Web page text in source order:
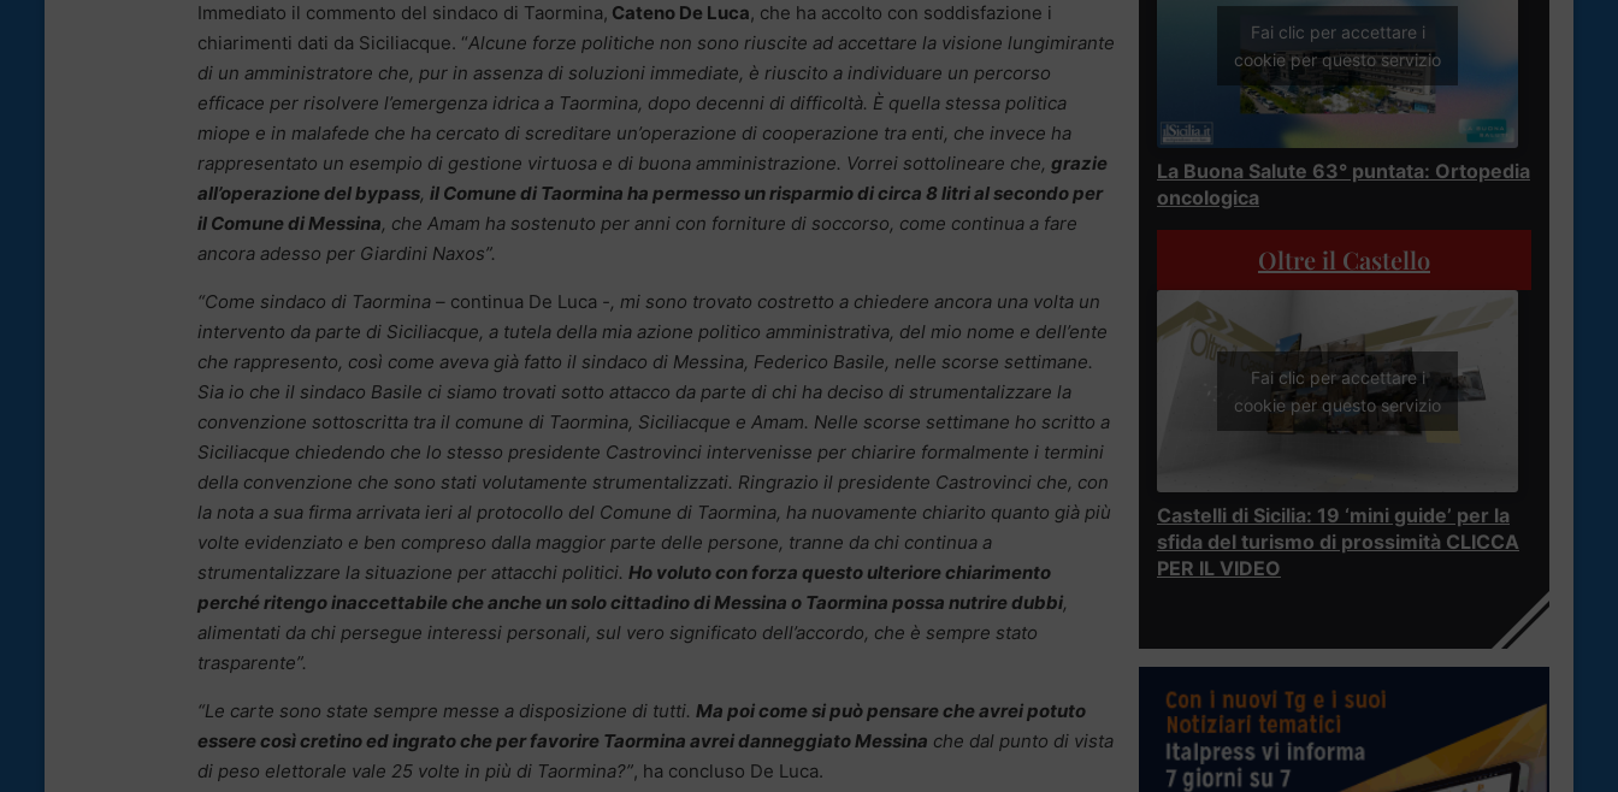
Immediato il commento del sindaco di Taormina, Cateno De Luca, che ha accolto con soddisfazione i
chiarimenti dati da Siciliacque. “Alcune forze politiche non sono riuscite ad accettare la visione lungimirante
di un amministratore che, pur in assenza di soluzioni immediate, è riuscito a individuare un percorso
efficace per risolvere l’emergenza idrica a Taormina, dopo decenni di difficoltà. È quella stessa politica
miope e in malafede che ha cercato di screditare un’operazione di cooperazione tra enti, che invece ha
rappresentato un esempio di gestione virtuosa e di buona amministrazione. Vorrei sottolineare che, grazie
all’operazione del bypass, il Comune di Taormina ha permesso un risparmio di circa 8 litri al secondo per
il Comune di Messina, che Amam ha sostenuto per anni con forniture di soccorso, come continua a fare
ancora adesso per Giardini Naxos”.
“Come sindaco di Taormina – continua De Luca -, mi sono trovato costretto a chiedere ancora una volta un
intervento da parte di Siciliacque, a tutela della mia azione politico amministrativa, del mio nome e dell’ente
che rappresento, così come aveva già fatto il sindaco di Messina, Federico Basile, nelle scorse settimane.
Sia io che il sindaco Basile ci siamo trovati sotto attacco da parte di chi ha deciso di strumentalizzare la
convenzione sottoscritta tra il comune di Taormina, Siciliacque e Amam. Nelle scorse settimane ho scritto a
Siciliacque chiedendo che lo stesso presidente Castrovinci intervenisse per chiarire formalmente i termini
della convenzione che sono stati volutamente strumentalizzati. Ringrazio il presidente Castrovinci che, con
la nota a sua firma arrivata ieri al protocollo del Comune di Taormina, ha nuovamente chiarito quanto già più
volte evidenziato e ben compreso dalla maggior parte delle persone, tranne da chi continua a
strumentalizzare la situazione per attacchi politici. Ho voluto con forza questo ulteriore chiarimento
perché ritengo inaccettabile che anche un solo cittadino di Messina o Taormina possa nutrire dubbi,
alimentati da chi persegue interessi personali, sul vero significato dell’accordo, che è sempre stato
trasparente”.
“Le carte sono state sempre messe a disposizione di tutti. Ma poi come si può pensare che avrei potuto
essere così cretino ed ingrato che per favorire Taormina avrei danneggiato Messina che dal punto di vista
di peso elettorale vale 25 volte in più di Taormina?”, ha concluso De Luca.
Fai clic per accettare i
cookie per questo servizio
La Buona Salute 63° puntata: Ortopedia
oncologica
Oltre il Castello
Fai clic per accettare i
cookie per questo servizio
Castelli di Sicilia: 19 ‘mini guide’ per la
sfida del turismo di prossimità CLICCA
PER IL VIDEO